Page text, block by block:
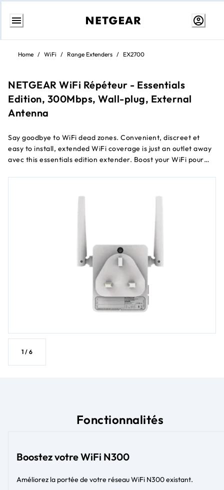
Aller
contenu
Home / WiFi / Range Extenders / EX2700
NETGEAR WiFi Répéteur - Essentials
Edition, 300Mbps, Wall-plug, External
Antenna
Say goodbye to WiFi dead zones. Convenient, discreet et
easy to install, extended WiFi coverage is just an outlet away
avec this essentials edition extender. Boost your WiFi pour
1 / 6
Fonctionnalités
Boostez votre WiFi N300
Améliorez la portée de votre réseau WiFi N300 existant.